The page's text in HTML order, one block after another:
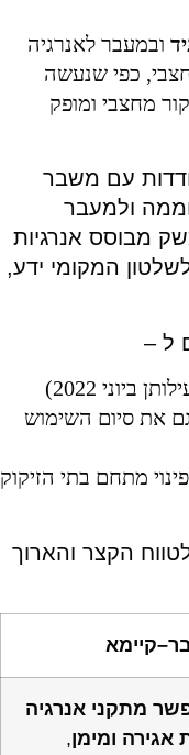
ובמעבר לאנרגיה
כפי שנעשה
מחצבי ומופק
עם משבר
ולמעבר
מבוסס אנרגיות
המקומי ידע,
ל –
גם את סיום השימוש
מתחם בתי הזיקוק
הקצר והארוך
–קיימא
מתקני אנרגיה
אגירה ומימן,